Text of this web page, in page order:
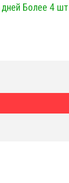
Более 4 шт